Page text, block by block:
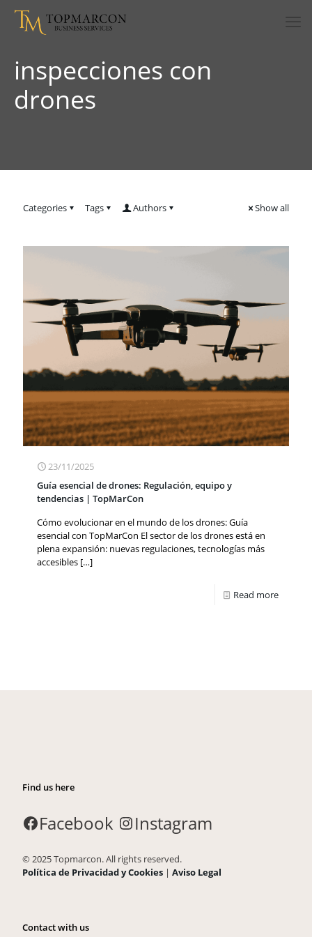
inspecciones con
drones
Categories Tags Authors Show all
23/11/2025
Guía esencial de drones: Regulación, equipo y
tendencias | TopMarCon
Cómo evolucionar en el mundo de los drones: Guía
esencial con TopMarCon El sector de los drones está en
plena expansión: nuevas regulaciones, tecnologías más
accesibles […]
Read more
Find us here
Facebook Instagram
© 2025 Topmarcon. All rights reserved.
Política de Privacidad y Cookies | Aviso Legal
Contact with us